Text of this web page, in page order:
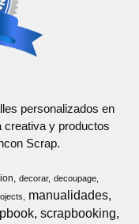
personalizados en
creativa y productos
Scrap.
decorar
decoupage
manualidades
scrapbooking